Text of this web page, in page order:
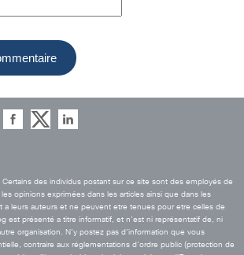
des individus postant sur ce site sont des employés de
opinions exprimées dans les articles ainsi que dans les
a leurs auteurs et ne peuvent etre tenues pour etre celles de
est présenté a titre informatif, et n’est ni représentatif de, ni
organisation. N’y postez pas d’information que vous
contraire aux réglementations d’ordre public (protection de